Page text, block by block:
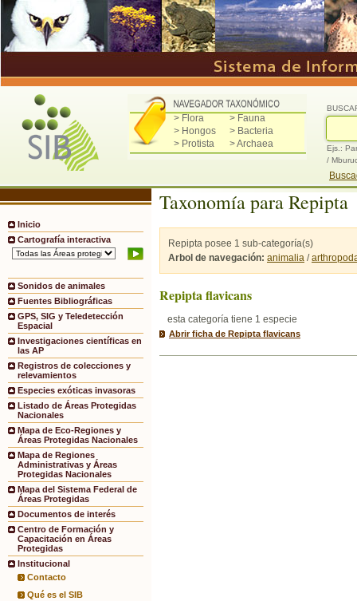
> Flora
> Fauna
> Hongos
> Bacteria
> Protista
> Archaea
Ejs.:
/
Inicio
Cartografía interactiva
Sonidos de animales
Fuentes Bibliográficas
GPS, SIG y Teledetección
Espacial
Investigaciones científicas en
las AP
Registros de colecciones y
relevamientos
Especies exóticas invasoras
Listado de Áreas Protegidas
Nacionales
Mapa de Eco-Regiones y
Áreas Protegidas Nacionales
Mapa de Regiones
Administrativas y Áreas
Protegidas Nacionales
Mapa del Sistema Federal de
Áreas Protegidas
Documentos de interés
Centro de Formación y
Capacitación en Áreas
Protegidas
Institucional
Contacto
Qué es el SIB
Taxonomía para Repipta
Repipta posee 1 sub-categoría(s)
Arbol de navegación: animalia /
Repipta flavicans
esta categoría tiene 1 especie
Abrir ficha de Repipta flavicans